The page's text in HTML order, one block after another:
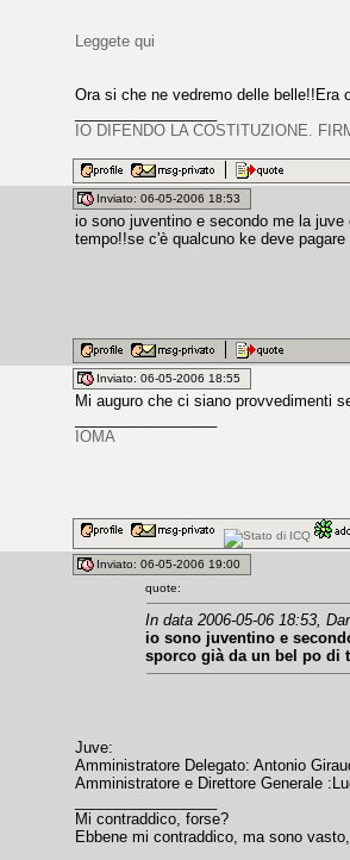
Leggete qui
Ora si che ne vedremo delle belle!!Era
IO DIFENDO LA COSTITUZIONE.
Inviato: 06-05-2006 18:53
io sono juventino e secondo me la
tempo!!se c'è qualcuno ke deve
Inviato: 06-05-2006 18:55
Mi auguro che ci siano provvedimenti
IOMA
Inviato: 06-05-2006 19:00
quote:
In data 2006-05-06 18:53,
io sono juventino e
sporco già da un bel po di
Juve:
Amministratore Delegato: Antonio
Amministratore e Direttore Generale
Mi contraddico, forse?
Ebbene mi contraddico, ma sono